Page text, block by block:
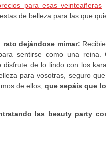
para esas veinteañeras
de belleza para las que
dejándose mimar:
sentirse como una reina.
de lo lindo con los
para vosotras, seguro
de ellos,que sepáis que
las beauty party